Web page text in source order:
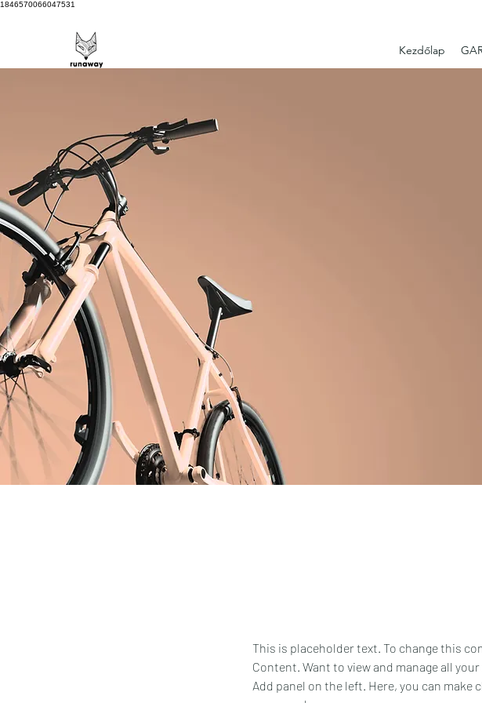
1846570066047531
Kezdőlap
This is placeholder text. To change this
Content. Want to view and manage all
Add panel on the left. Here, you can